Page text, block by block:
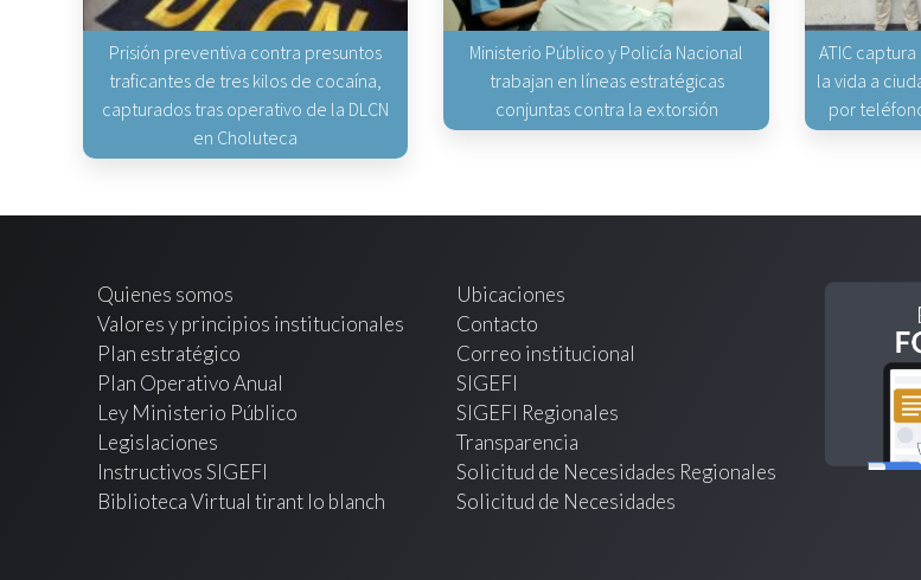
Prisión preventiva contra presuntos
traficantes de tres kilos de cocaína,
capturados tras operativo de la DLCN
en Choluteca
Ministerio Público y Policía Nacional
trabajan en líneas estratégicas
conjuntas contra la extorsión
ATIC
la vida a
por
Quienes somos
Valores y principios institucionales
Plan estratégico
Plan Operativo Anual
Ley Ministerio Público
Legislaciones
Instructivos SIGEFI
Biblioteca Virtual tirant lo blanch
Ubicaciones
Contacto
Correo institucional
SIGEFI
SIGEFI Regionales
Transparencia
Solicitud de Necesidades Regionales
Solicitud de Necesidades